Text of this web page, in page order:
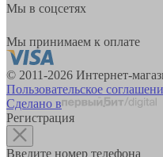
Мы в соцсетях
Мы принимаем к оплате
© 2011-2026 Интернет-
Пользовательское
Сделано в
Регистрация
Введите номер телефона